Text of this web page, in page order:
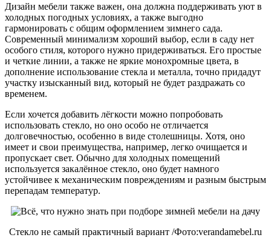
Дизайн мебели также важен, она должна поддерживать уют в
холодных погодных условиях, а также выгодно
гармонировать с общим оформлением зимнего сада.
Современный минимализм хороший выбор, если в саду нет
особого стиля, которого нужно придерживаться. Его простые
и четкие линии, а также не яркие монохромные цвета, в
дополнение использование стекла и металла, точно придадут
участку изысканный вид, который не будет раздражать со
временем.
Если хочется добавить лёгкости можно попробовать
использовать стекло, но оно особо не отличается
долговечностью, особенно в виде столешницы. Хотя, оно
имеет и свои преимущества, например, легко очищается и
пропускает свет. Обычно для холодных помещений
используется закалённое стекло, оно будет намного
устойчивее к механическим повреждениям и разным быстрым
перепадам температур.
Стекло не самый практичный вариант /Фото:verandamebel.ru